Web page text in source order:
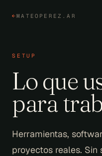
←MATEOPEREZ.AR
SETUP
Lo que
para
Herramientas,
proyectos reales. Sin